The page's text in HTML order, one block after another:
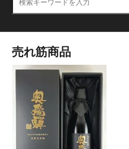
売れ筋商品